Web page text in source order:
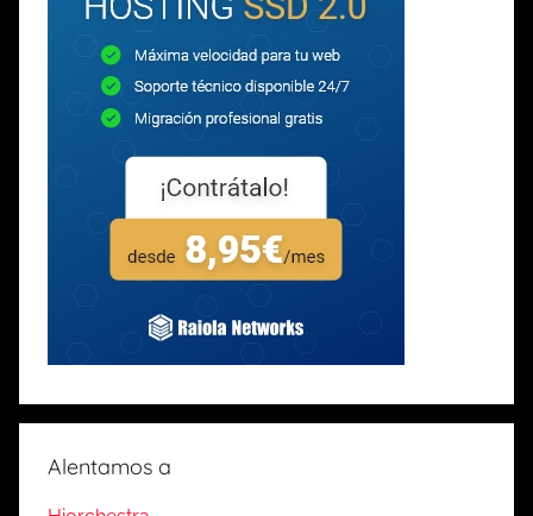
Alentamos a